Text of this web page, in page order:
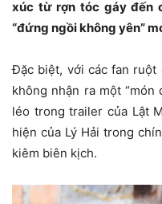
xúc từ rợn tóc gáy đến
“đứng ngồi không yên”
Đặc biệt, với các fan ruột
không nhận ra một “món
léo trong trailer của Lật
hiện của Lý Hải trong
kiêm biên kịch.